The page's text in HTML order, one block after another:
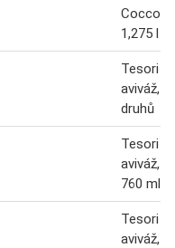
1,275 l
Tesori
aviváž,
druhů
Tesori
aviváž,
760 ml,
Tesori
aviváž,